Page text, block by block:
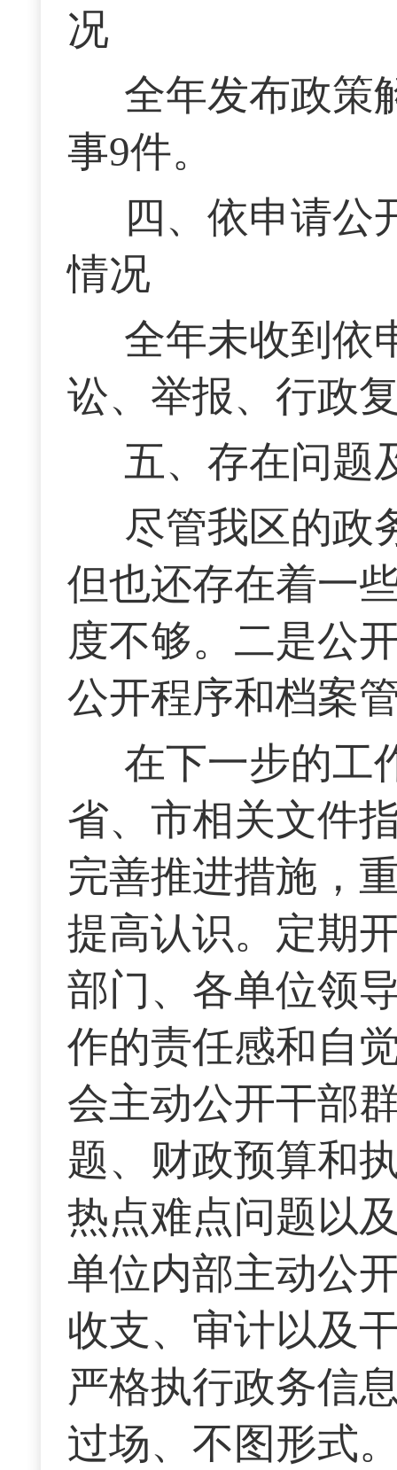
况
全年发布政策
事9件。
四、依申请公
情况
全年未收到依
讼、举报、行政
五、存在问题
尽管我区的政
但也还存在着一
度不够。二是公
公开程序和档案
在下一步的工
省、市相关文件
完善推进措施，
提高认识。定期
部门、各单位领
作的责任感和自
会主动公开干部
题、财政预算和
热点难点问题以
单位内部主动公
收支、审计以及
严格执行政务信
过场、不图形式